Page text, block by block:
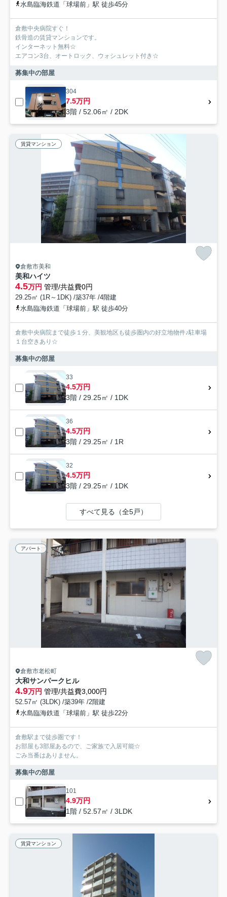
水島臨海鉄道「球場前」駅 徒歩45分
倉敷中央病院すぐ！
鉄骨造の賃貸マンションです。
インターネット無料☆
エアコン3台、オートロック、ウォシュレット付き☆
募集中の部屋
304
7.5万円
3階 / 52.06㎡ / 2DK
賃貸マンション
倉敷市美和
美和ハイツ
4.5万円 管理/共益費0円
29.25㎡ (1R～1DK) /築37年 /4階建
水島臨海鉄道「球場前」駅 徒歩40分
倉敷中央病院まで徒歩１分、美観地区も徒歩圏内の好立地物件♪駐車場
１台空きあり☆
募集中の部屋
33
4.5万円
3階 / 29.25㎡ / 1DK
36
4.5万円
3階 / 29.25㎡ / 1R
32
4.5万円
3階 / 29.25㎡ / 1DK
すべて見る（全5戸）
アパート
倉敷市老松町
大和サンパークヒル
4.9万円 管理/共益費3,000円
52.57㎡ (3LDK) /築39年 /2階建
水島臨海鉄道「球場前」駅 徒歩22分
倉敷駅まで徒歩圏です！
お部屋も3部屋あるので、ご家族で入居可能☆
ごみ当番はありません。
募集中の部屋
101
4.9万円
1階 / 52.57㎡ / 3LDK
賃貸マンション